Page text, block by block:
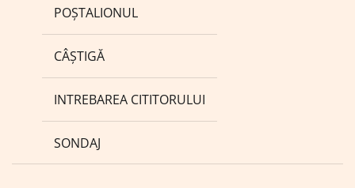
POȘTALIONUL
CÂȘTIGĂ
INTREBAREA CITITORULUI
SONDAJ